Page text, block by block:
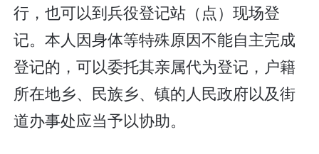
行，也可以到兵役登记站（点）现场登
记。本人因身体等特殊原因不能自主完成
登记的，可以委托其亲属代为登记，户籍
所在地乡、民族乡、镇的人民政府以及街
道办事处应当予以协助。